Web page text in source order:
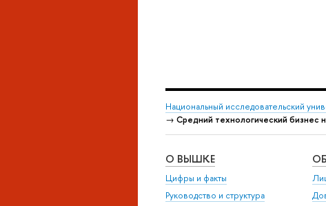
Национальный исследовательский
→ Средний технологический бизнес
О ВЫШКЕ
Цифры и факты
Руководство и структура